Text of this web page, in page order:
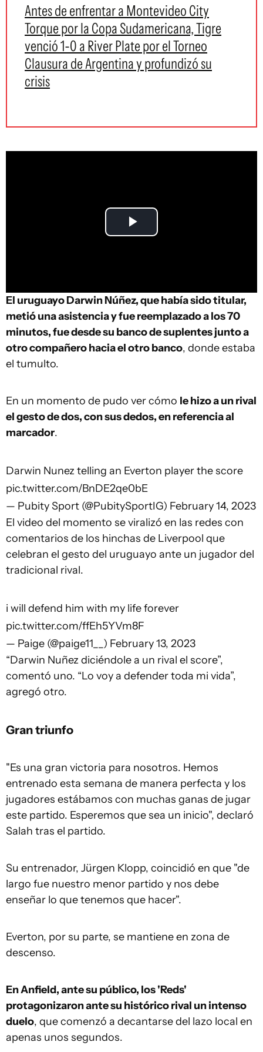
Antes de enfrentar a Montevideo City
Torque por la Copa Sudamericana, Tigre
venció 1-0 a River Plate por el Torneo
Clausura de Argentina y profundizó su
crisis
Play
El uruguayo Darwin Núñez, que había sido titular,
metió una asistencia y fue reemplazado a los 70
minutos, fue desde su banco de suplentes junto a
otro compañero hacia el otro banco, donde estaba
el tumulto.
En un momento de pudo ver cómo le hizo a un rival
el gesto de dos, con sus dedos, en referencia al
marcador.
Darwin Nunez telling an Everton player the score
pic.twitter.com/BnDE2qe0bE
— Pubity Sport (@PubitySportIG) February 14, 2023
El video del momento se viralizó en las redes con
comentarios de los hinchas de Liverpool que
celebran el gesto del uruguayo ante un jugador del
tradicional rival.
i will defend him with my life forever
pic.twitter.com/ffEh5YVm8F
— Paige (@paige11__) February 13, 2023
“Darwin Nuñez diciéndole a un rival el score”,
comentó uno. “Lo voy a defender toda mi vida”,
agregó otro.
Gran triunfo
"Es una gran victoria para nosotros. Hemos
entrenado esta semana de manera perfecta y los
jugadores estábamos con muchas ganas de jugar
este partido. Esperemos que sea un inicio", declaró
Salah tras el partido.
Su entrenador, Jürgen Klopp, coincidió en que "de
largo fue nuestro menor partido y nos debe
enseñar lo que tenemos que hacer".
Everton, por su parte, se mantiene en zona de
descenso.
En Anfield, ante su público, los 'Reds'
protagonizaron ante su histórico rival un intenso
duelo, que comenzó a decantarse del lazo local en
apenas unos segundos.